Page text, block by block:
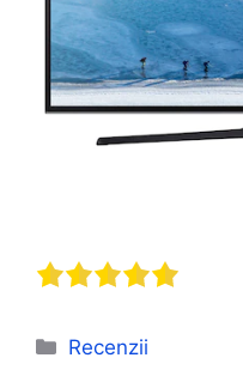
Categorii
Recenzii